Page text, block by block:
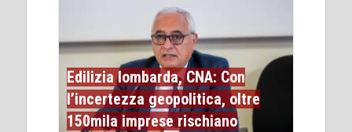
Edilizia lombarda, CNA: Con
l’incertezza geopolitica, oltre
150mila imprese rischiano